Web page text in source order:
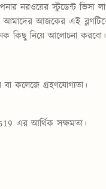
নরওয়ের স্টুডেন্ট ভিসা
আজকের এই
কিছু নিয়ে আলোচনা
বা কলেজে গ্রহণযোগ্যতা।
এর আর্থিক সক্ষমতা।